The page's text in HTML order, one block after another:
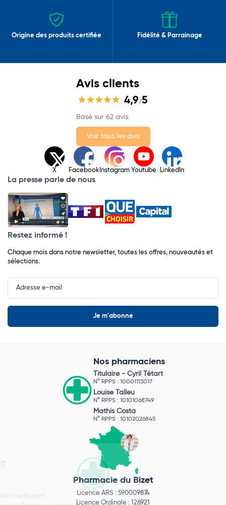
Origine des produits certifiée Fidélité & Parrainage
Avis clients
4,9/5
Basé sur 62 avis.
Voir tous les avis
X Facebook Instagram Youtube LinkedIn
La presse parle de nous
Restez informé !
Chaque mois dans notre newsletter, toutes les offres, nouveautés et
sélections.
Input
Newsletter
Nos pharmaciens
Titulaire - Cyril Tétart
N° RPPS : 10001113017
Louise Talleu
N° RPPS : 10101068749
Mathis Costa
N° RPPS : 10102026845
Pharmacie du Bizet
Licence ARS : 590009874
Licence Ordinale : 126921